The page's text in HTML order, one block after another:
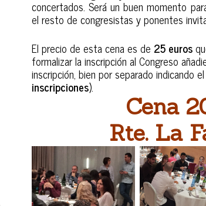
concertados. Será un buen momento
el resto de congresistas y ponentes
El precio de esta cena es de 25 euros
formalizar la inscripción al Congreso
inscripción, bien por separado indicando
inscripciones).
Cena
Rte. La